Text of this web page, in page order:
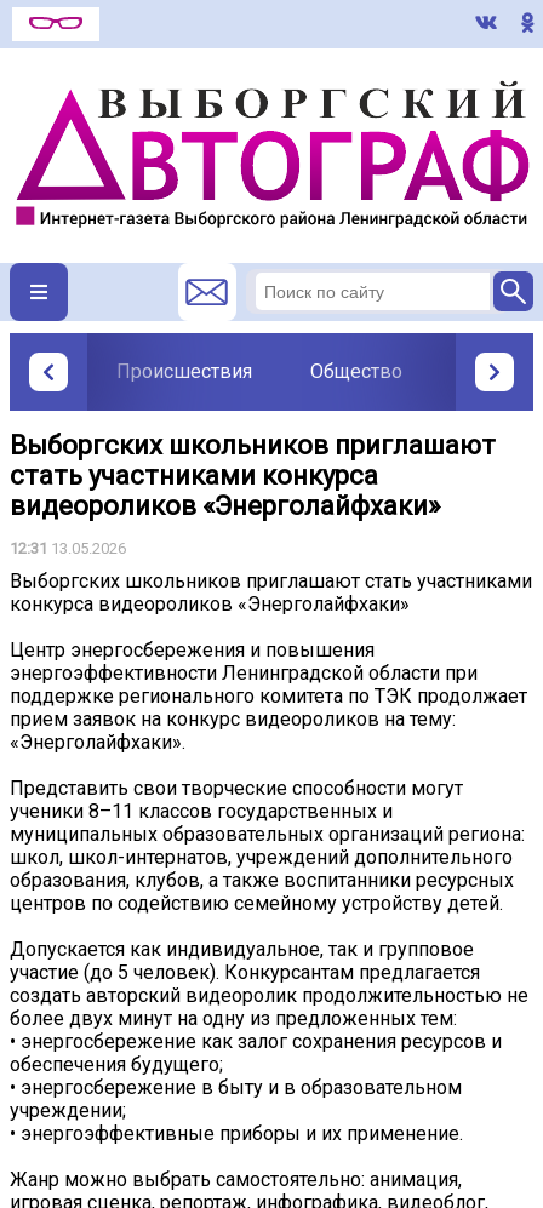
Происшествия Общество
Выборгских школьников приглашают
стать участниками конкурса
видеороликов «Энерголайфхаки»
12:31 13.05.2026
Выборгских школьников приглашают стать участниками
конкурса видеороликов «Энерголайфхаки»
Центр энергосбережения и повышения
энергоэффективности Ленинградской области при
поддержке регионального комитета по ТЭК продолжает
прием заявок на конкурс видеороликов на тему:
«Энерголайфхаки».
Представить свои творческие способности могут
ученики 8–11 классов государственных и
муниципальных образовательных организаций региона:
школ, школ-интернатов, учреждений дополнительного
образования, клубов, а также воспитанники ресурсных
центров по содействию семейному устройству детей.
Допускается как индивидуальное, так и групповое
участие (до 5 человек). Конкурсантам предлагается
создать авторский видеоролик продолжительностью не
более двух минут на одну из предложенных тем:
• энергосбережение как залог сохранения ресурсов и
обеспечения будущего;
• энергосбережение в быту и в образовательном
учреждении;
• энергоэффективные приборы и их применение.
Жанр можно выбрать самостоятельно: анимация,
игровая сценка, репортаж, инфографика, видеоблог,